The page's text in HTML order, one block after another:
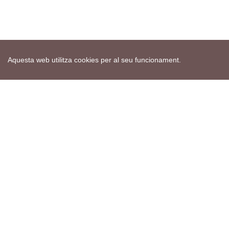
Aquesta web utilitza cookies per al seu funcionament.